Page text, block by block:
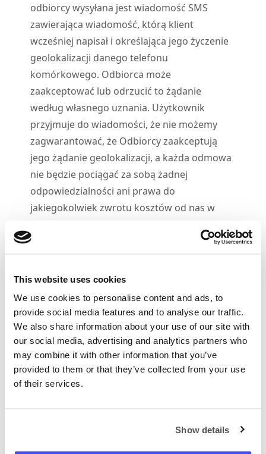
This website uses cookies
We use cookies to personalise content and ads, to
provide social media features and to analyse our traffic.
We also share information about your use of our site with
our social media, advertising and analytics partners who
may combine it with other information that you’ve
provided to them or that they’ve collected from your use
of their services.
Show details
odbiorcy wysyłana jest wiadomość SMS
zawierająca wiadomość, którą klient
wcześniej napisał i określająca jego życzenie
geolokalizacji danego telefonu
komórkowego. Odbiorca może
zaakceptować lub odrzucić to żądanie
według własnego uznania. Użytkownik
przyjmuje do wiadomości, że nie możemy
zagwarantować, że Odbiorcy zaakceptują
jego żądanie geolokalizacji, a każda odmowa
nie będzie pociągać za sobą żadnej
odpowiedzialności ani prawa do
jakiegokolwiek zwrotu kosztów od nas w
4.
Użytkownik jest uprawniony do wysyłania
przez siebie Odbiorców przez cały okres
4.3Użytkownik nie może:
Korzystać z Witryny w sposób niezgodny z
prawem lub z niniejszymi Warunkami w celu
sprzedaży, kopiowania, wynajmowania,
dzierżawienia, pożyczania,
rozpowszechniania, przekazywania lub
części materiałów znajdujących się w Witrynie